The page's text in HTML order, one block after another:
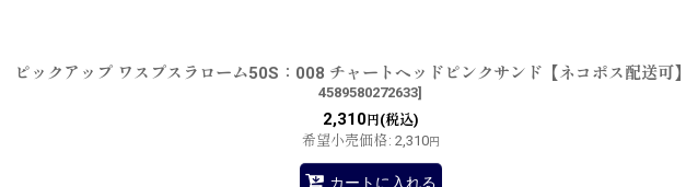
ピックアップ ワスプスラローム50S：008 チャートヘッドピンクサンド【ネコポス配送可】
4589580272633]
2,310円(税込)
希望小売価格: 2,310円
カートに入れる